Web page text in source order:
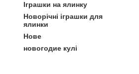
Іграшки на ялинку
Новорічні іграшки для
ялинки
Нове
новогодие кулі